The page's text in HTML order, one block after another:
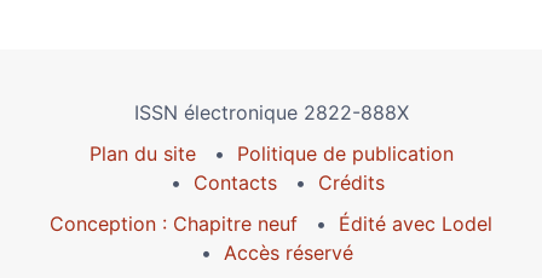
ISSN électronique 2822-888X
Plan du site
Politique de publication
Contacts
Crédits
Conception : Chapitre neuf
Édité avec Lodel
Accès réservé